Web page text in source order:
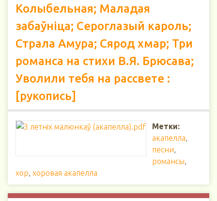
Колыбельная; Маладая
забаўніца; Сероглазый кароль;
Страла Амура; Сярод хмар; Три
романса на стихи В.Я. Брюсава;
Уволили тебя на рассвете :
[рукопись]
Метки:
акапелла,
песни,
романсы,
хор, хоровая акапелла